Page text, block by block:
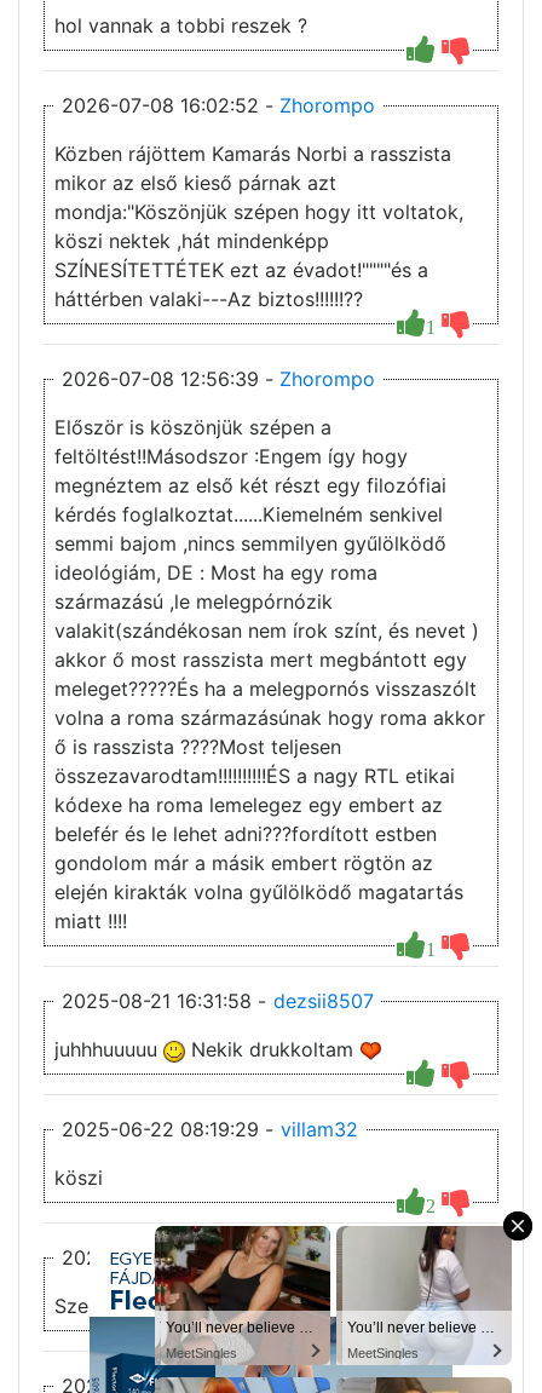
×
You’ll never believe why I moved to… Columbus
MeetSingles
You’ll never believe why I moved to… Columbus
MeetSingles
You’ll never believe why I moved to… Columbus
MeetSingles
You’ll never believe why I moved to… Columbus
MeetSingles
hol vannak a tobbi reszek ?
2026-07-08 16:02:52 - Zhorompo
1
Közben rájöttem Kamarás Norbi a rasszista
mikor az első kieső párnak azt
mondja:"Köszönjük szépen hogy itt voltatok,
köszi nektek ,hát mindenképp
SZÍNESÍTETTÉTEK ezt az évadot!""""és a
háttérben valaki---Az biztos!!!!!!??
2026-07-08 12:56:39 - Zhorompo
1
Először is köszönjük szépen a
feltöltést!!Másodszor :Engem így hogy
megnéztem az első két részt egy filozófiai
kérdés foglalkoztat......Kiemelném senkivel
semmi bajom ,nincs semmilyen gyűlölködő
ideológiám, DE : Most ha egy roma
származású ,le melegpórnózik
valakit(szándékosan nem írok színt, és nevet )
akkor ő most rasszista mert megbántott egy
meleget?????És ha a melegpornós visszaszólt
volna a roma származásúnak hogy roma akkor
ő is rasszista ????Most teljesen
összezavarodtam!!!!!!!!!!ÉS a nagy RTL etikai
kódexe ha roma lemelegez egy embert az
belefér és le lehet adni???fordított estben
gondolom már a másik embert rögtön az
elején kirakták volna gyűlölködő magatartás
miatt !!!!
2025-08-21 16:31:58 - dezsii8507
juhhhuuuuu
Nekik drukkoltam
2025-06-22 08:19:29 - villam32
2
köszi
2025-06-21 22:48:44 -Leo
3 1
Szerdánként vannak új részek
2025-06-21 08:05:47 - villam32